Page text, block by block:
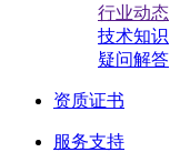
行业动态
技术知识
疑问解答
资质证书
服务支持